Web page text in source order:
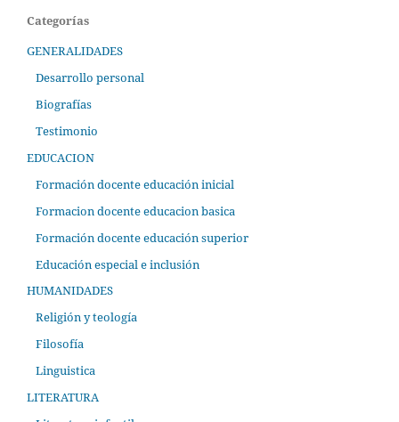
Categorías
GENERALIDADES
Desarrollo personal
Biografías
Testimonio
EDUCACION
Formación docente educación inicial
Formacion docente educacion basica
Formación docente educación superior
Educación especial e inclusión
HUMANIDADES
Religión y teología
Filosofía
Linguistica
LITERATURA